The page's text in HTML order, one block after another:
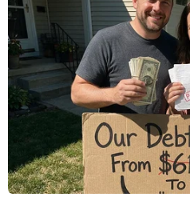
08/01/2020 00:58
Các lực lượng Mỹ tại miền
Iraq được đặt trong tình
Iran cảnh báo có khả năng
cuộc tấn công tên lửa nữa.